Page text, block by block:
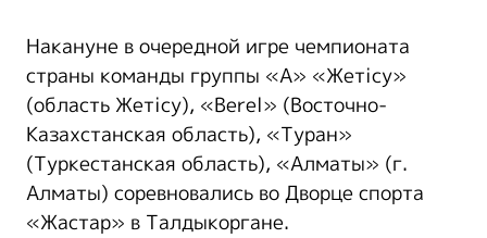
Накануне в очередной игре чемпионата
страны команды группы «А» «Жетісу»
(область Жетісу), «Berel» (Восточно-
Казахстанская область), «Туран»
(Туркестанская область), «Алматы» (г.
Алматы) соревновались во Дворце спорта
«Жастар» в Талдыкоргане.